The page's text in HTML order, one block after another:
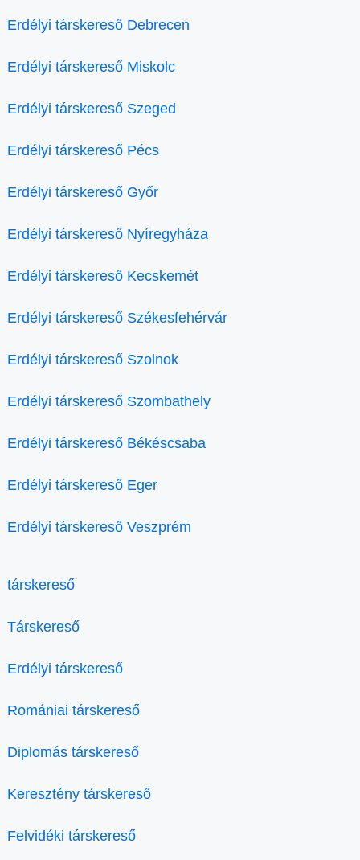
Erdélyi társkereső Debrecen
Erdélyi társkereső Miskolc
Erdélyi társkereső Szeged
Erdélyi társkereső Pécs
Erdélyi társkereső Győr
Erdélyi társkereső Nyíregyháza
Erdélyi társkereső Kecskemét
Erdélyi társkereső Székesfehérvár
Erdélyi társkereső Szolnok
Erdélyi társkereső Szombathely
Erdélyi társkereső Békéscsaba
Erdélyi társkereső Eger
Erdélyi társkereső Veszprém
társkereső
Társkereső
Erdélyi társkereső
Romániai társkereső
Diplomás társkereső
Keresztény társkereső
Felvidéki társkereső